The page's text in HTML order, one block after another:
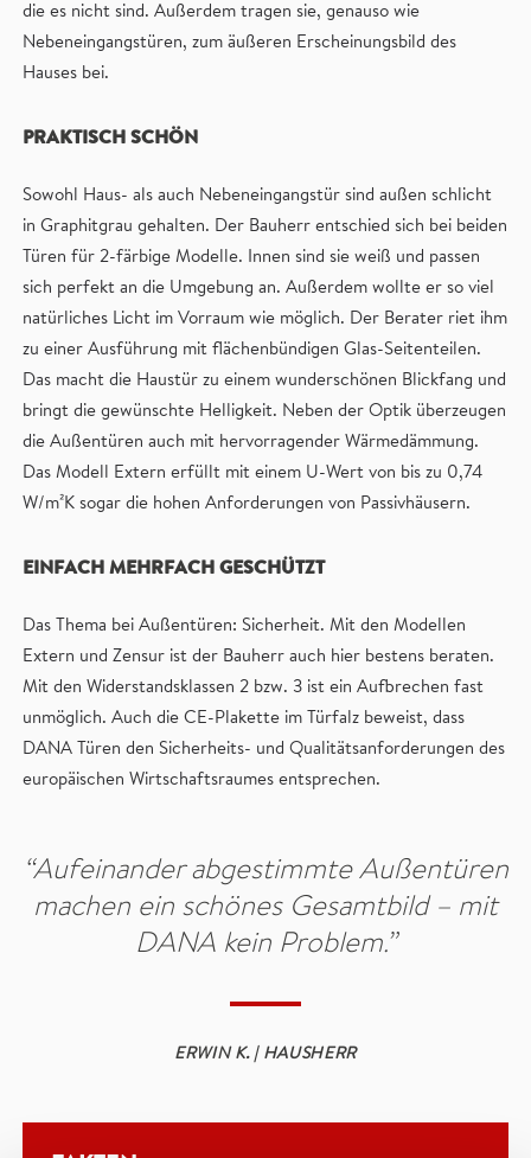
die es nicht sind. Außerdem tragen sie, genauso wie
Nebeneingangstüren, zum äußeren Erscheinungsbild des
Hauses bei.
PRAKTISCH SCHÖN
Sowohl Haus- als auch Nebeneingangstür sind außen schlicht
in Graphitgrau gehalten. Der Bauherr entschied sich bei beiden
Türen für 2-färbige Modelle. Innen sind sie weiß und passen
sich perfekt an die Umgebung an. Außerdem wollte er so viel
natürliches Licht im Vorraum wie möglich. Der Berater riet ihm
zu einer Ausführung mit flächenbündigen Glas-Seitenteilen.
Das macht die Haustür zu einem wunderschönen Blickfang und
bringt die gewünschte Helligkeit. Neben der Optik überzeugen
die Außentüren auch mit hervorragender Wärmedämmung.
Das Modell Extern erfüllt mit einem U-Wert von bis zu 0,74
W/m²K sogar die hohen Anforderungen von Passivhäusern.
EINFACH MEHRFACH GESCHÜTZT
Das Thema bei Außentüren: Sicherheit. Mit den Modellen
Extern und Zensur ist der Bauherr auch hier bestens beraten.
Mit den Widerstandsklassen 2 bzw. 3 ist ein Aufbrechen fast
unmöglich. Auch die CE-Plakette im Türfalz beweist, dass
DANA Türen den Sicherheits- und Qualitätsanforderungen des
europäischen Wirtschaftsraumes entsprechen.
“Aufeinander abgestimmte Außentüren
machen ein schönes Gesamtbild – mit
DANA kein Problem.”
ERWIN K. | HAUSHERR